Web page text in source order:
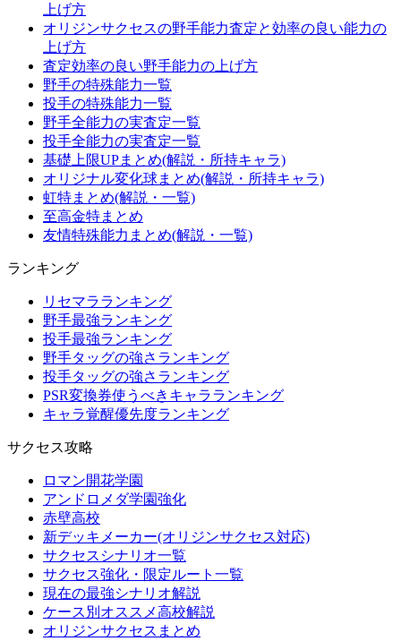
上げ方
オリジンサクセスの野手能力査定と効率の良い能力の
上げ方
査定効率の良い野手能力の上げ方
野手の特殊能力一覧
投手の特殊能力一覧
野手全能力の実査定一覧
投手全能力の実査定一覧
基礎上限UPまとめ(解説・所持キャラ)
オリジナル変化球まとめ(解説・所持キャラ)
虹特まとめ(解説・一覧)
至高金特まとめ
友情特殊能力まとめ(解説・一覧)
ランキング
リセマラランキング
野手最強ランキング
投手最強ランキング
野手タッグの強さランキング
投手タッグの強さランキング
PSR変換券使うべきキャラランキング
キャラ覚醒優先度ランキング
サクセス攻略
ロマン開花学園
アンドロメダ学園強化
赤壁高校
新デッキメーカー(オリジンサクセス対応)
サクセスシナリオ一覧
サクセス強化・限定ルート一覧
現在の最強シナリオ解説
ケース別オススメ高校解説
オリジンサクセスまとめ